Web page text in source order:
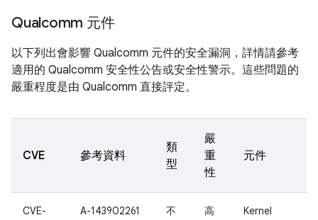
Qualcomm 元件
以下列出會影響 Qualcomm 元件的安全漏洞，詳情請參考
適用的 Qualcomm 安全性公告或安全性警示。這些問題的
嚴重程度是由 Qualcomm 直接評定。
CVE 參考資料
類
型
嚴
重
性
元件
CVE-
A-143902261
不
高 Kernel